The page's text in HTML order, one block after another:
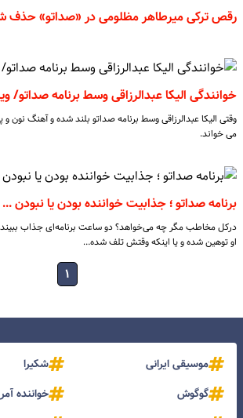
رقص ترکی میرطاهر مظلومی در «صداتو» حذف
خوانندگی الیکا عبدالرزاقی وسط برنامه صداتو/
وقتی الیکا عبدالرزاقی وسط برنامه صداتو بلند شده و آهنگ نون و
می خواند.
برنامه صداتو ؛ جذابیت خواننده بودن یا نبودن ...
درکل مخاطب مگر چه می‌خواهد؟ دو ساعت برنامه‌ای جذاب
او توهین شده و یا اینکه وقتش تلف شده…
۱
موسیقی ایرانی
شکیرا
گوگوش
خواننده